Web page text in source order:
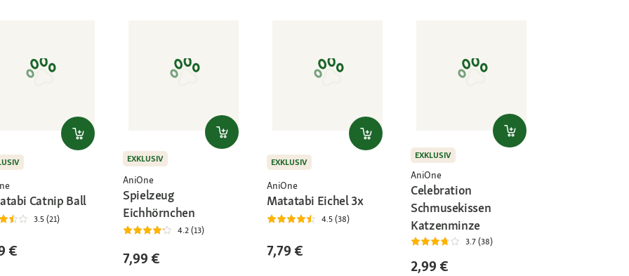
Catnip Ball
3.5 (21)
€
EXKLUSIV
AniOne
Spielzeug
Eichhörnchen
4.2 (13)
7,99 €
EXKLUSIV
AniOne
Matatabi Eichel 3x
4.5 (38)
7,79 €
EXKLUSIV
AniOne
Celebration
Schmusekissen
Katzenminze
3.7 (38)
2,99 €